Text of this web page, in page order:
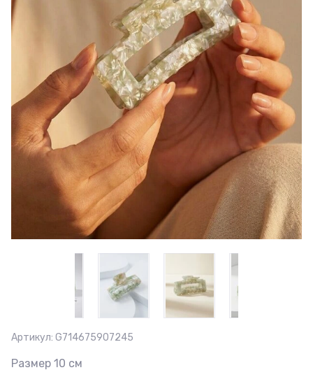
Артикул: G714675907245
Размер 10 см